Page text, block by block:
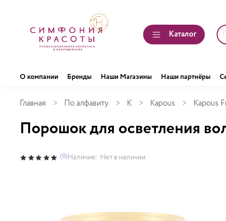
Каталог
О компании Бренды Наши Магазины Наши партнёры
Главная По алфавиту K Kapous Kapous
Порошок для осветления
(0)Наличие: Нет в наличии